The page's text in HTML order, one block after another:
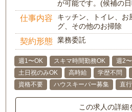
が可能です。(候補の
仕事内容
キッチン、トイレ、お
グ、その他のお掃除
契約形態 業務委託
週1〜OK スキマ時間勤務OK
週2
土日祝のみOK
高時給 学歴不問
資格不要
ハウスキーパー募集 直
この求人の詳細